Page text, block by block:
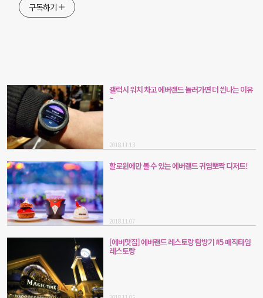
구독하기
갤럭시 워치 차고 에버랜드 놀러가면 더 씐나는 이유
~
2018.11.13
할로윈에만 볼 수 있는 에버랜드 귀염뽀짝 디저트!
2018.11.07
[에버맛집] 에버랜드 레스토랑 탐방기 #5 매직타임
레스토랑